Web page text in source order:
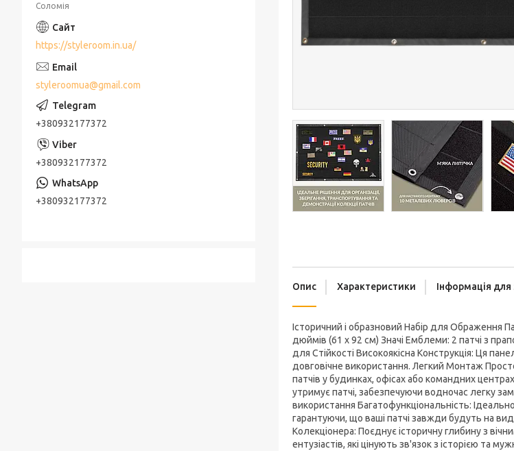
Опис Характеристики Інформація
Історичний і образновий Набір для Ображення
дюймів (61 x 92 см) Значі Емблеми: 2 патчі з
для Стійкості Високоякісна Конструкція: Ця
довговічне використання. Легкий Монтаж
патчів у будинках, офісах або командних
утримує патчі, забезпечуючи водночас легку
використання Багатофункціональність:
гарантуючи, що ваші патчі завжди будуть на
Колекціонера: Поєднує історичну глибину з
ентузіастів, які цінують зв'язок з історією та
Соломія
https://styleroom.in.ua/
styleroomua@gmail.com
+380932177372
+380932177372
+380932177372